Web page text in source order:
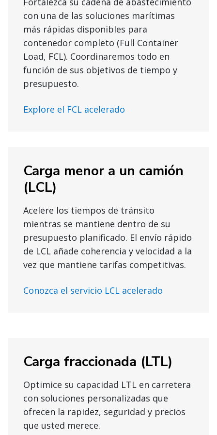
con una de las soluciones marítimas
más rápidas disponibles para
contenedor completo (Full Container
Load, FCL). Coordinaremos todo en
función de sus objetivos de tiempo y
presupuesto.
Explore el FCL acelerado
Carga menor a un camión
(LCL)
Acelere los tiempos de tránsito
mientras se mantiene dentro de su
presupuesto planificado. El envío rápido
de LCL añade coherencia y velocidad a la
vez que mantiene tarifas competitivas.
Conozca el servicio LCL acelerado
Carga fraccionada (LTL)
Optimice su capacidad LTL en carretera
con soluciones personalizadas que
ofrecen la rapidez, seguridad y precios
que usted merece.